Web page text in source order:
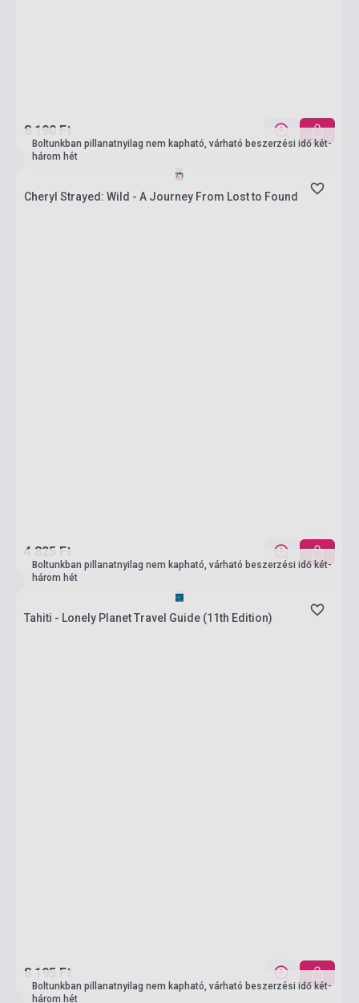
8 190 Ft
Boltunkban pillanatnyilag nem kapható, várható beszerzési idő két-
három hét
Cheryl Strayed: Wild - A Journey From Lost to Found
4 825 Ft
Boltunkban pillanatnyilag nem kapható, várható beszerzési idő két-
három hét
Tahiti - Lonely Planet Travel Guide (11th Edition)
8 195 Ft
Boltunkban pillanatnyilag nem kapható, várható beszerzési idő két-
három hét